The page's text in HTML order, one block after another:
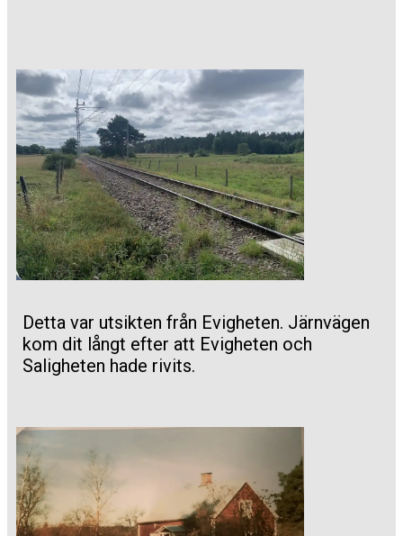
Detta var utsikten från Evigheten. Järnvägen
kom dit långt efter att Evigheten och
Saligheten hade rivits.